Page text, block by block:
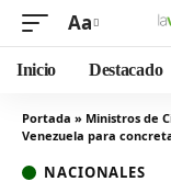
Aa
Inicio Destacado
Portada » Ministros de
Venezuela para
NACIONALES